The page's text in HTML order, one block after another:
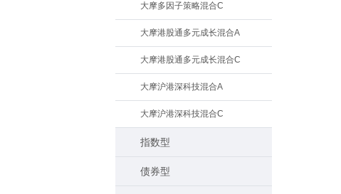
大摩多因子策略混合C
大摩港股通多元成长混合A
大摩港股通多元成长混合C
大摩沪港深科技混合A
大摩沪港深科技混合C
指数型
债券型